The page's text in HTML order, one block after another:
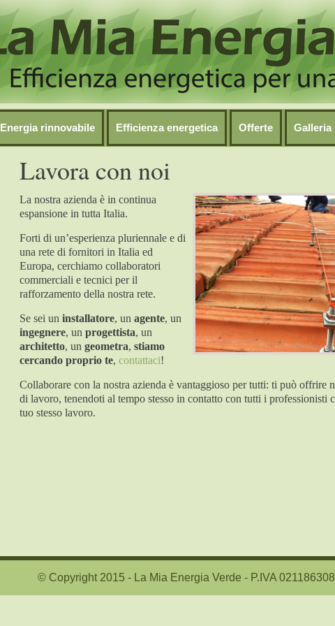
Energia rinnovabile Efficienza energetica Offerte Galleria
Lavora con noi
La nostra azienda è in continua
espansione in tutta Italia.
Forti di un’esperienza pluriennale e di
una rete di fornitori in Italia ed
Europa, cerchiamo collaboratori
commerciali e tecnici per il
rafforzamento della nostra rete.
Se sei un installatore, un agente, un
ingegnere, un progettista, un
architetto, un geometra, stiamo
cercando proprio te, contattaci!
Collaborare con la nostra azienda è vantaggioso per tutti: ti può offrire
di lavoro, tenendoti al tempo stesso in contatto con tutti i professionisti
tuo stesso lavoro.
© Copyright 2015 - La Mia Energia Verde - P.IVA